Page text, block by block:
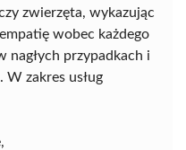
zwierzęta, wykazując
wobec każdego
nagłych przypadkach i
zakres usług